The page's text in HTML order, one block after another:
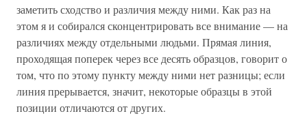
заметить сходство и различия между ними. Как раз на
этом я и собирался сконцентрировать все внимание — на
различиях между отдельными людьми. Прямая линия,
проходящая поперек через все десять образцов, говорит о
том, что по этому пункту между ними нет разницы; если
линия прерывается, значит, некоторые образцы в этой
позиции отличаются от других.